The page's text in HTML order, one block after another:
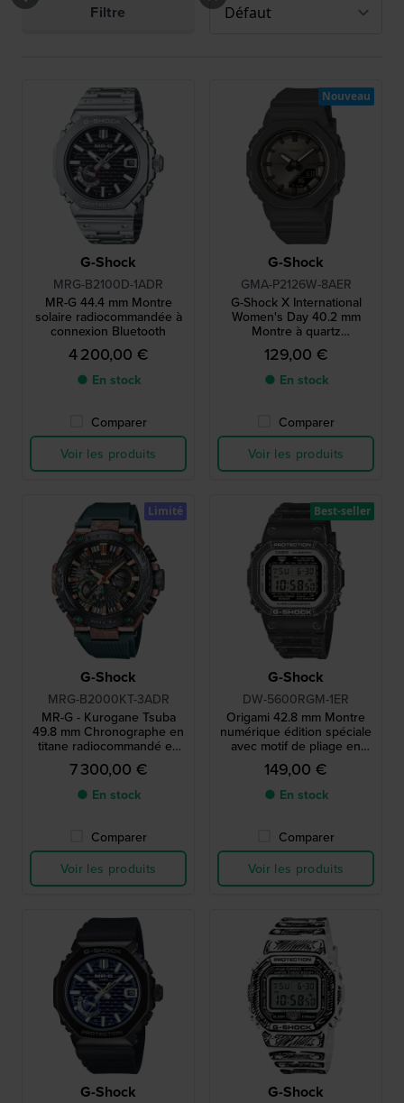
Filtre
G-Shock
MRG-B2100D-1ADR
MR-G 44.4 mm Montre
solaire radiocommandée à
connexion Bluetooth
4 200,00 €
● En stock
Comparer
Voir les produits
G-Shock
GMA-P2126W-8AER
G-Shock X International
Women's Day 40.2 mm
Montre à quartz
analogique-numérique grise
à boîtier octogonal, édition
spéciale
129,00 €
● En stock
Comparer
Voir les produits
Nouveau
G-Shock
MRG-B2000KT-3ADR
MR-G - Kurogane Tsuba
49.8 mm Chronographe en
titane radiocommandé en
édition limitée, gravé à la
main
7 300,00 €
● En stock
Comparer
Voir les produits
Limité
G-Shock
DW-5600RGM-1ER
Origami 42.8 mm Montre
numérique édition spéciale
avec motif de pliage en
origami
149,00 €
● En stock
Comparer
Voir les produits
Best-seller
G-Shock G-Shock